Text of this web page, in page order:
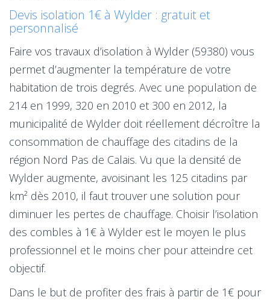
Devis isolation 1€ à Wylder : gratuit et
personnalisé
Faire vos travaux d’isolation à Wylder (59380) vous
permet d’augmenter la température de votre
habitation de trois degrés. Avec une population de
214 en 1999, 320 en 2010 et 300 en 2012, la
municipalité de Wylder doit réellement décroître la
consommation de chauffage des citadins de la
région Nord Pas de Calais. Vu que la densité de
Wylder augmente, avoisinant les 125 citadins par
km² dès 2010, il faut trouver une solution pour
diminuer les pertes de chauffage. Choisir l’isolation
des combles à 1€ à Wylder est le moyen le plus
professionnel et le moins cher pour atteindre cet
objectif.
Dans le but de profiter des frais à partir de 1€ pour